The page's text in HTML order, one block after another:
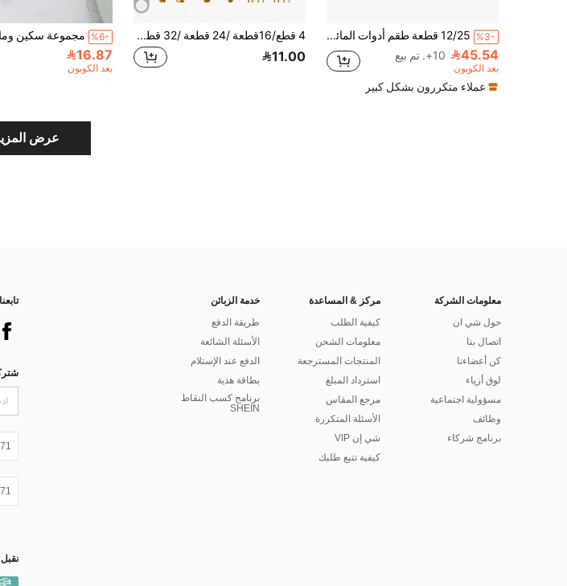
%3- 12/25 قطعة طقم أدوات المائدة للتخييم، يشمل سكين، شوكة، ملعقة، طبق، سكين مسننة، فتاحة زجاجات، ملقط شواء، حقيبة تخزين المقبض، طقم أدوات مائدة من الفولاذ المقاوم للصدأ للتخييم، أدوات مائدة محمولة للسفر، طقم أدوات مائدة للشواء والتخييم مع طبق، سهل الحمل، مناسب للمطبخ والتنزه والتخييم والنزهات والشواء في الهواء الطلق والعودة إلى المدرسة والاكسسوارات المنزلية والضروريات للتخييم
45.54 10+. تم بيع
بعد الكوبون
عملاء متكررون بشكل كبير
4 قطع/16قطعة /24 قطعة /32 قطعة من أدوات مائدة فولاذية لأسلوب الفرسان، سكاكين وشوك وملاعق لتناول الطعام الغربي، المطاعم، الستيك، الحلويات، مستلزمات مدرسية
11.00
%6-
16.87
بعد الكوبون
عرض
معلومات الشركة
حول شي ان
اتصال بنا
كن أعضاءنا
لوق أزياء
مسؤولية اجتماعية
وظائف
برنامج شركاء
مركز & المساعدة
كيفية الطلب
معلومات الشحن
المنتجات المسترجعة
استرداد المبلغ
مرجع المقاس
الأسئلة المتكررة
شي إن VIP
كيفية تتبع طلبك
خدمة الزبائن
طريقة الدفع
الأسئلة الشائعة
الدفع عند الإستلام
بطاقة هدية
برنامج كسب النقاط
SHEIN
نقبل